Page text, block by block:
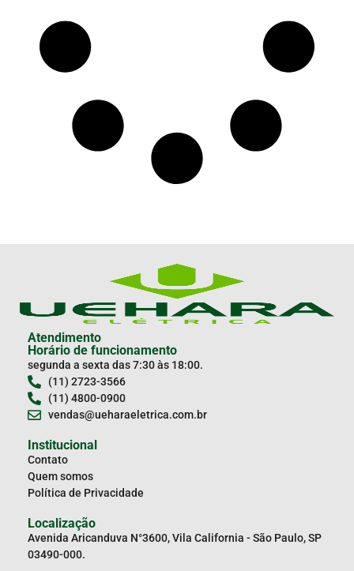
Atendimento
Horário de funcionamento
segunda a sexta das 7:30 às 18:00.
(11) 2723-3566
(11) 4800-0900
vendas@ueharaeletrica.com.br
Institucional
Contato
Quem somos
Política de Privacidade
Localização
Avenida Aricanduva N°3600, Vila California - São Paulo, SP
03490-000.